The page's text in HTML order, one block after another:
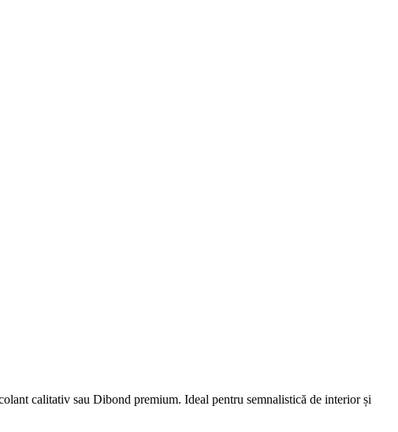
calitativ sau Dibond premium. Ideal pentru semnalistică de interior și